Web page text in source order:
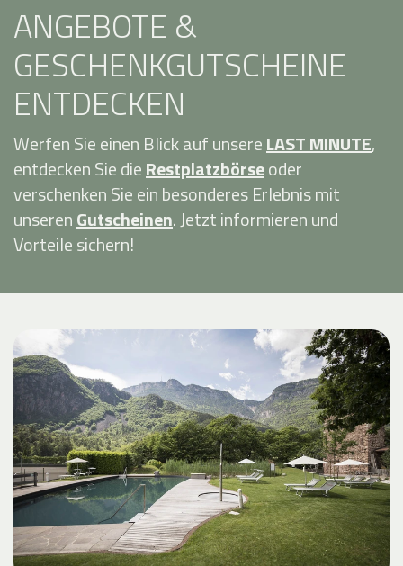
ANGEBOTE &
GESCHENKGUTSCHEINE
ENTDECKEN
Werfen Sie einen Blick auf unsereLAST MINUTE,
entdecken Sie dieRestplatzbörseoder
verschenken Sie ein besonderes Erlebnis mit
unserenGutscheinen. Jetzt informieren und
Vorteile sichern!